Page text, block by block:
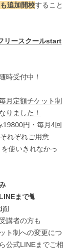
追加開校すること
リースクールstart
時受付中！
月定額チケット制
りました！
19800円 ・毎月4回
それぞれご用意
使いきれなかっ
まで🐈
講者の方も
ト制への変更につ
公式LINEまでご相